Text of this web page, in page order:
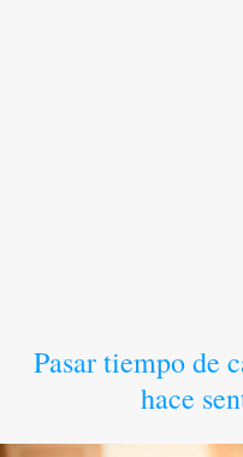
Pasar tiempo de
hace